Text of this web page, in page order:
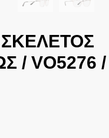
ΣΚΕΛΕΤΟΣ
/ VO5276 /